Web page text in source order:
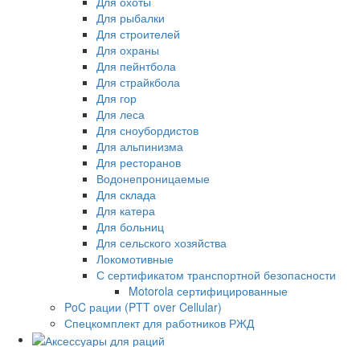
Для рыбалки
Для строителей
Для охраны
Для пейнтбола
Для страйкбола
Для гор
Для леса
Для сноубордистов
Для альпинизма
Для ресторанов
Водонепроницаемые
Для склада
Для катера
Для больниц
Для сельского хозяйства
Локомотивные
С сертификатом транспортной безопасности
Motorola сертифицированные
PoC рации (PTT over Cellular)
Спецкомплект для работников РЖД